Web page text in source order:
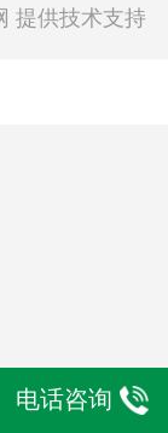
提供技术支持
电话咨询